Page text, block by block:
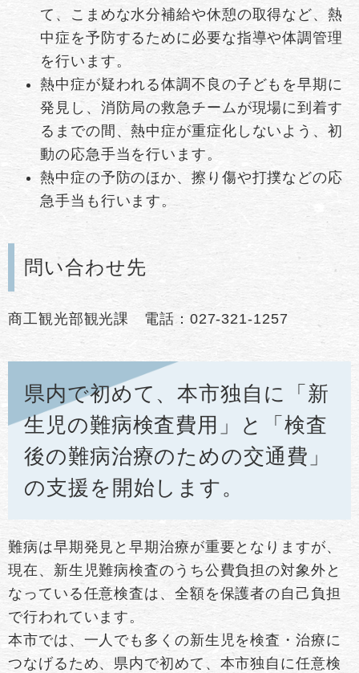
て、こまめな水分補給や休憩の取得など、熱
中症を予防するために必要な指導や体調管理
を行います。
熱中症が疑われる体調不良の子どもを早期に
発見し、消防局の救急チームが現場に到着す
るまでの間、熱中症が重症化しないよう、初
動の応急手当を行います。
熱中症の予防のほか、擦り傷や打撲などの応
急手当も行います。
問い合わせ先
商工観光部観光課 電話：027-321-1257
県内で初めて、本市独自に「新
生児の難病検査費用」と「検査
後の難病治療のための交通費」
の支援を開始します。
難病は早期発見と早期治療が重要となりますが、
現在、新生児難病検査のうち公費負担の対象外と
なっている任意検査は、全額を保護者の自己負担
で行われています。
本市では、一人でも多くの新生児を検査・治療に
つなげるため、県内で初めて、本市独自に任意検